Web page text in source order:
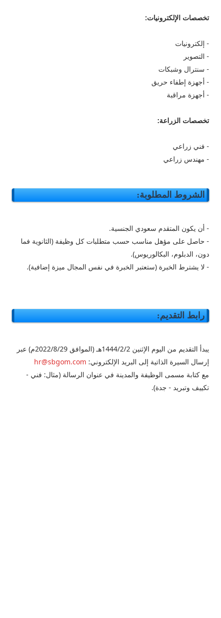
تخصصات الإلكترونيات:
- إلكترونيات
- التصوير
- سنترال وشبكات
- أجهزة إطفاء حريق
- أجهزة مراقبة
تخصصات الزراعة:
- فني زراعي
- مهندس زراعي
الشروط المطلوبة:
- أن يكون المتقدم سعودي الجنسية.
- حاصل على مؤهل مناسب حسب متطلبات كل وظيفة (الثانوية فما
دون، الدبلوم، البكالوريوس).
- لا يشترط الخبرة (ستعتبر الخبرة في نفس المجال ميزة إضافية).
رابط التقديم:
يبدأ التقديم من اليوم الإثنين 1444/2/2هـ (الموافق 2022/8/29م) عبر
إرسال السيرة الذاتية إلى البريد الإلكتروني: hr@sbgom.com
مع كتابة مسمى الوظيفة والمدينة في عنوان الرسالة (مثال: فني -
تكييف وتبريد - جدة).